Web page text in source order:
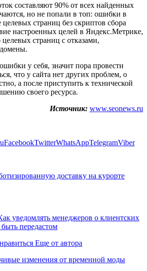
составляют 90% от всех найденных
но не попали в топ: ошибки в
целевых страниц без скриптов сбора
настроенных целей в Яндекс.Метрике,
страниц с отказами,
у себя, значит пора провести
что у сайта нет других проблем, о
а после приступить к технической
своего ресурса.
Источник: www.seonews.ru
FacebookTwitterWhatsAppTelegramViber
доставку на курорте
уведомлять менеджеров о клиентских
быть передастом
Еще от автора
изменения от временной моды